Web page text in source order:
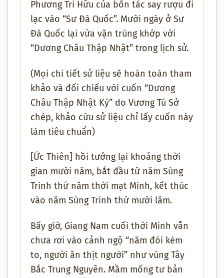
Phương Tri Hữu của bổn tác say rượu đi
lạc vào “Sư Đà Quốc”. Mười ngày ở Sư
Đà Quốc lại vừa vặn trùng khớp với
“Dương Châu Thập Nhật” trong lịch sử.
(Mọi chi tiết sử liệu sẽ hoàn toàn tham
khảo và đối chiếu với cuốn “Dương
Châu Thập Nhật Ký” do Vương Tú Sở
chép, khảo cứu sử liệu chỉ lấy cuốn này
làm tiêu chuẩn)
[Ức Thiên] hồi tưởng lại khoảng thời
gian mười năm, bắt đầu từ năm Sùng
Trinh thứ năm thời mạt Minh, kết thúc
vào năm Sùng Trinh thứ mười lăm.
Bấy giờ, Giang Nam cuối thời Minh vẫn
chưa rơi vào cảnh ngộ “năm đói kém
to, người ăn thịt người” như vùng Tây
Bắc Trung Nguyên. Mầm mống tư bản